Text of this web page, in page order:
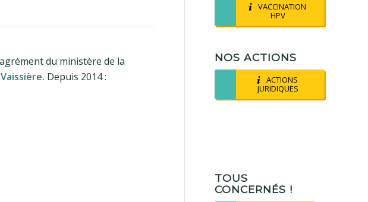
du ministère de la
Depuis 2014 :
VACCINATION
HPV
NOS ACTIONS
ACTIONS
JURIDIQUES
TOUS
CONCERNÉS !